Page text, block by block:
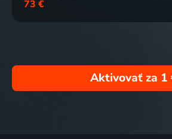
73 €
Aktivovať za 1